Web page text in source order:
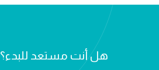
هل أنت مستعد للبدء؟